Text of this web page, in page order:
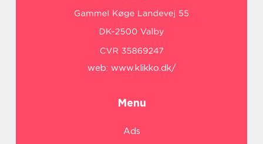
web: www.klikko.dk/
Menu
Ads